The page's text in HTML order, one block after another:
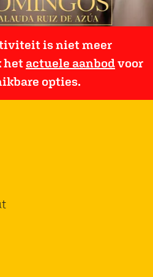
is niet meer
hetactuele aanbodvoor
opties.